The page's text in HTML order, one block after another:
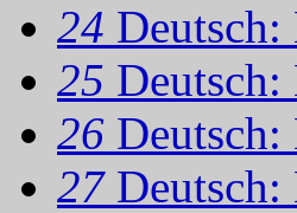
24 Deutsch:
25
26 Deutsch:
27